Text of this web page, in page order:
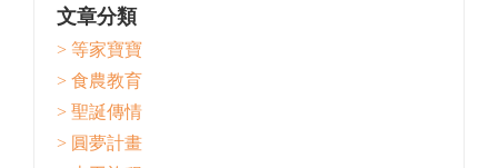
文章分類
> 等家寶寶
> 食農教育
> 聖誕傳情
> 圓夢計畫